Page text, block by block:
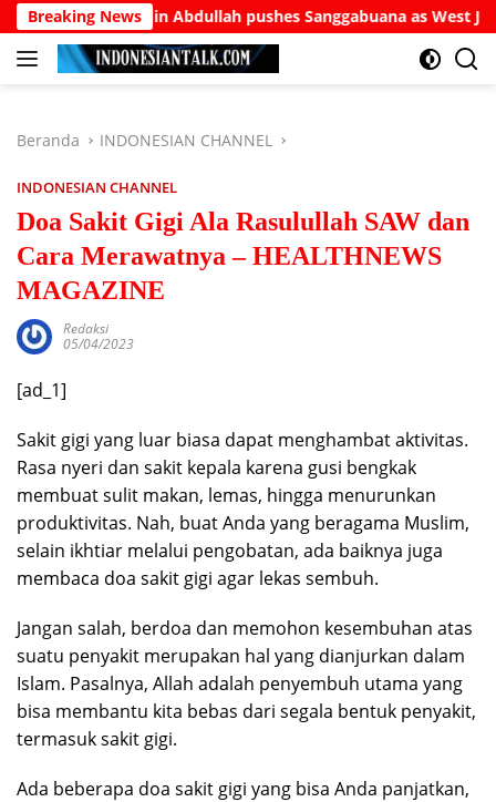
Langsung
ke
konten
Breaking NewsAbdullah pushes Sanggabuana as West Java’s
Beranda INDONESIAN CHANNEL
INDONESIAN CHANNEL
Doa Sakit Gigi Ala Rasulullah SAW dan
Cara Merawatnya – HEALTHNEWS
MAGAZINE
Redaksi
05/04/2023
[ad_1]
Sakit gigi yang luar biasa dapat menghambat aktivitas.
Rasa nyeri dan sakit kepala karena gusi bengkak
membuat sulit makan, lemas, hingga menurunkan
produktivitas. Nah, buat Anda yang beragama Muslim,
selain ikhtiar melalui pengobatan, ada baiknya juga
membaca doa sakit gigi agar lekas sembuh.
Jangan salah, berdoa dan memohon kesembuhan atas
suatu penyakit merupakan hal yang dianjurkan dalam
Islam. Pasalnya, Allah adalah penyembuh utama yang
bisa membantu kita bebas dari segala bentuk penyakit,
termasuk sakit gigi.
Ada beberapa doa sakit gigi yang bisa Anda panjatkan,